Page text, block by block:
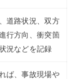
道路状況、双方
行方向、衝突箇
況などを記録
ば、事故現場や